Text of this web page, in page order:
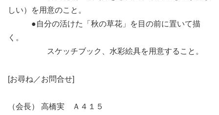
しい）を用意のこと。
●自分の活けた「秋の草花」を目の前に置いて描
く。
スケッチブック、水彩絵具を用意すること。
[お尋ね／お問合せ]
（会長） 高橋実 Ａ４１５